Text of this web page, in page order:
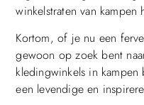
winkelstraten van
Kortom, of je nu een
gewoon op zoek bent
kledingwinkels in kampen
een levendige en